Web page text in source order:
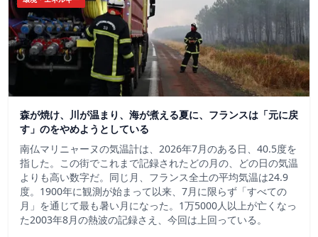
森が焼け、川が温まり、海が煮える夏に、フランスは「元に戻
す」のをやめようとしている
南仏マリニャーヌの気温計は、2026年7月のある日、40.5度を
指した。この街でこれまで記録されたどの月の、どの日の気温
よりも高い数字だ。同じ月、フランス全土の平均気温は24.9
度。1900年に観測が始まって以来、7月に限らず「すべての
月」を通じて最も暑い月になった。1万5000人以上が亡くなっ
た2003年8月の熱波の記録さえ、今回は上回っている。